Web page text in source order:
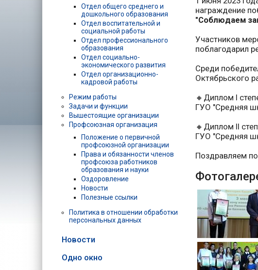
награждение
"Соблюдаем
Участников
поблагодарил
Среди
Октябрьского
🔸Диплом I
ГУО "Средняя
🔸Диплом II
ГУО "Средняя
Поздравляем
Отдел общего среднего и
дошкольного образования
Отдел воспитательной и
социальной работы
Отдел профессионального
образования
Отдел социально-
экономического развития
Отдел организационно-
кадровой работы
Режим работы
Задачи и функции
Вышестоящие организации
Профсоюзная организация
Положение о первичной
профсоюзной организации
Права и обязанности членов
профсоюза работников
образования и науки
Оздоровление
Новости
Полезные ссылки
Политика в отношении обработки
персональных данных
Новости
Одно окно